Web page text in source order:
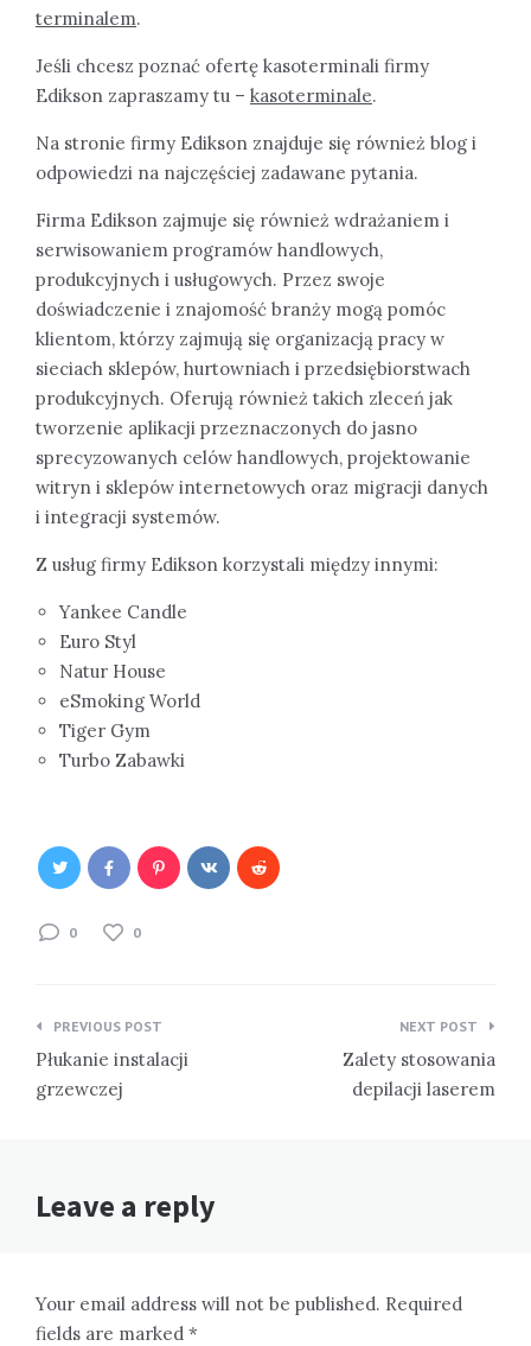
terminalem.
Jeśli chcesz poznać ofertę kasoterminali firmy
Edikson zapraszamy tu – kasoterminale.
Na stronie firmy Edikson znajduje się również blog i
odpowiedzi na najczęściej zadawane pytania.
Firma Edikson zajmuje się również wdrażaniem i
serwisowaniem programów handlowych,
produkcyjnych i usługowych. Przez swoje
doświadczenie i znajomość branży mogą pomóc
klientom, którzy zajmują się organizacją pracy w
sieciach sklepów, hurtowniach i przedsiębiorstwach
produkcyjnych. Oferują również takich zleceń jak
tworzenie aplikacji przeznaczonych do jasno
sprecyzowanych celów handlowych, projektowanie
witryn i sklepów internetowych oraz migracji danych
i integracji systemów.
Z usług firmy Edikson korzystali między innymi:
Yankee Candle
Euro Styl
Natur House
eSmoking World
Tiger Gym
Turbo Zabawki
0 0
Nawigacja
wpisu
PREVIOUS POST
Płukanie instalacji
grzewczej
NEXT POST
Zalety stosowania
depilacji laserem
Leave a reply
Your email address will not be published. Required
fields are marked *